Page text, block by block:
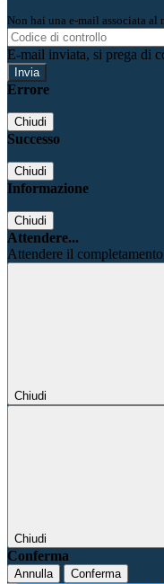
Non hai una e-mail associata al
E-mail inviata, si prega di
Errore
Chiudi
Successo
Chiudi
Informazione
Chiudi
Attendere...
Attendere il
Chiudi
Chiudi
Conferma
Annulla Conferma